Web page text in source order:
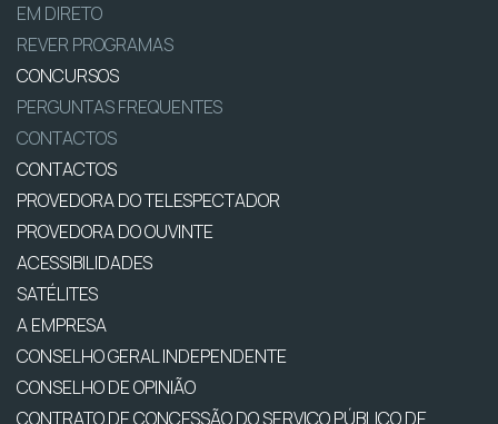
EM DIRETO
REVER PROGRAMAS
CONCURSOS
PERGUNTAS FREQUENTES
CONTACTOS
CONTACTOS
PROVEDORA DO TELESPECTADOR
PROVEDORA DO OUVINTE
ACESSIBILIDADES
SATÉLITES
A EMPRESA
CONSELHO GERAL INDEPENDENTE
CONSELHO DE OPINIÃO
CONTRATO DE CONCESSÃO DO SERVIÇO PÚBLICO DE